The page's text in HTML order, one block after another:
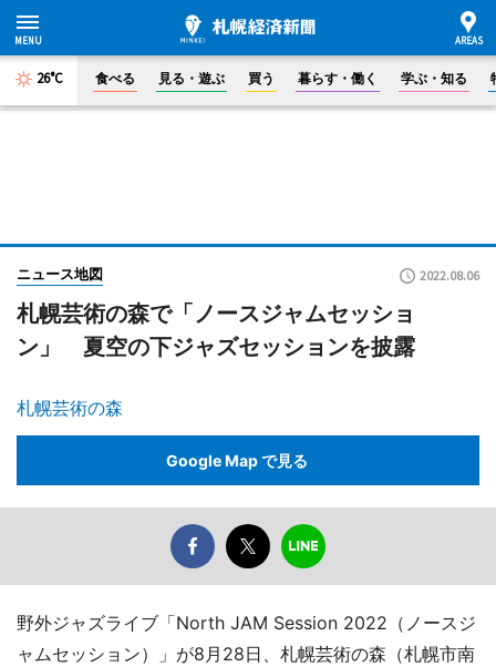
26°C 食べる 見る・遊ぶ 買う 暮らす・働く 学ぶ・知る
ニュース地図 2022.08.06
札幌芸術の森で「ノースジャムセッショ
ン」 夏空の下ジャズセッションを披露
札幌芸術の森
Google Map で見る
野外ジャズライブ「North JAM Session 2022（ノースジ
ャムセッション）」が8月28日、札幌芸術の森（札幌市南